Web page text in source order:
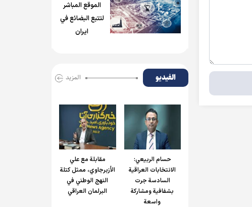
الموقع المباشر
لتتبع البضائع في
ايران
الفیدیو المزید
حسام الربیعي:
الانتخابات العراقية
السادسة جرت
بشفافية ومشاركة
واسعة
مقابلة مع علي
الأزبرجاوي، ممثل كتلة
النهج الوطني في
البرلمان العراقي